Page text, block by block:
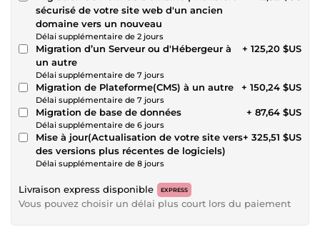
sécurisé de votre site web d'un ancien
domaine vers un nouveau
Délai supplémentaire de 2 jours
Migration d’un Serveur ou d'Hébergeur à
un autre
Délai supplémentaire de 7 jours
+ 125,20 $US
Migration de Plateforme(CMS) à un autre
Délai supplémentaire de 7 jours
+ 150,24 $US
Migration de base de données
Délai supplémentaire de 6 jours
+ 87,64 $US
Mise à jour(Actualisation de votre site vers
des versions plus récentes de logiciels)
Délai supplémentaire de 8 jours
+ 325,51 $US
Livraison express disponible EXPRESS
Vous pouvez choisir un délai plus court lors du paiement